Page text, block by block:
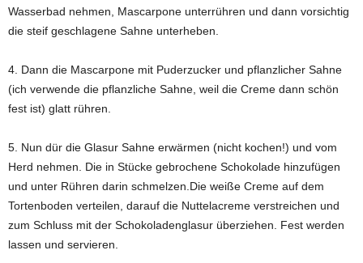
Wasserbad nehmen, Mascarpone unterrühren und dann vorsichtig
die steif geschlagene Sahne unterheben.
4. Dann die Mascarpone mit Puderzucker und pflanzlicher Sahne
(ich verwende die pflanzliche Sahne, weil die Creme dann schön
fest ist) glatt rühren.
5. Nun dür die Glasur Sahne erwärmen (nicht kochen!) und vom
Herd nehmen. Die in Stücke gebrochene Schokolade hinzufügen
und unter Rühren darin schmelzen.Die weiße Creme auf dem
Tortenboden verteilen, darauf die Nuttelacreme verstreichen und
zum Schluss mit der Schokoladenglasur überziehen. Fest werden
lassen und servieren.